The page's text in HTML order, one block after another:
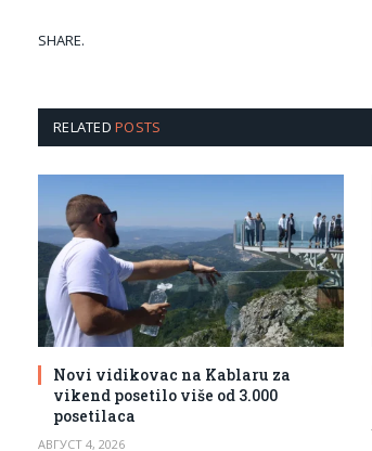
SHARE.
RELATEDPOSTS
Novi vidikovac na Kablaru za
vikend posetilo više od 3.000
posetilaca
АВГУСТ 4, 2026